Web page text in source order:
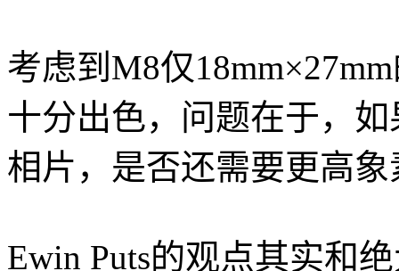
考虑到M8仅
十分出色，问题在于，
相片，是否还需要更高
Ewin Puts的观点其实和